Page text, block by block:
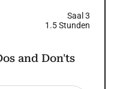
Saal 3
1.5Stunden
and Don'ts